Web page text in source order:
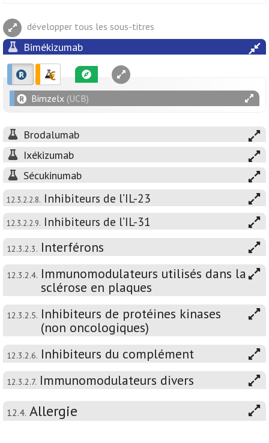
développer tous les sous-titres
Bimékizumab
Bimzelx (UCB)
Brodalumab
Ixékizumab
Sécukinumab
12.3.2.2.8. Inhibiteurs de l’IL-23
12.3.2.2.9. Inhibiteurs de l’IL-31
12.3.2.3. Interférons
12.3.2.4. Immunomodulateurs utilisés dans la
sclérose en plaques
12.3.2.5. Inhibiteurs de protéines kinases
(non oncologiques)
12.3.2.6. Inhibiteurs du complément
12.3.2.7. Immunomodulateurs divers
12.4. Allergie